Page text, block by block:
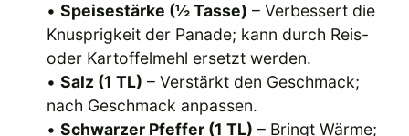
•Speisestärke (½ Tasse) – Verbessert die
Knusprigkeit der Panade; kann durch Reis-
oder Kartoffelmehl ersetzt werden.
•Salz (1 TL) – Verstärkt den Geschmack;
nach Geschmack anpassen.
•Schwarzer Pfeffer (1 TL) – Bringt Wärme;